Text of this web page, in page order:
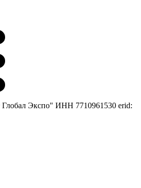
Экспо" ИНН 7710961530 erid: